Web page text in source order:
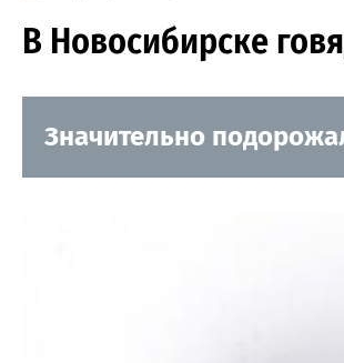
В Новосибирске
Значительно